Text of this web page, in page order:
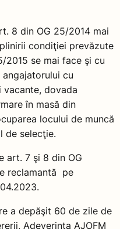
8 din OG 25/2014 mai
condiţiei prevăzute
2015 se mai face şi cu
cu
dovada
în masă din
locului de muncă
de selecţie.
art. 7 şi 8 din OG
reclamantă pe
a depăşit 60 de zile de
Adeverinţa AJOFM